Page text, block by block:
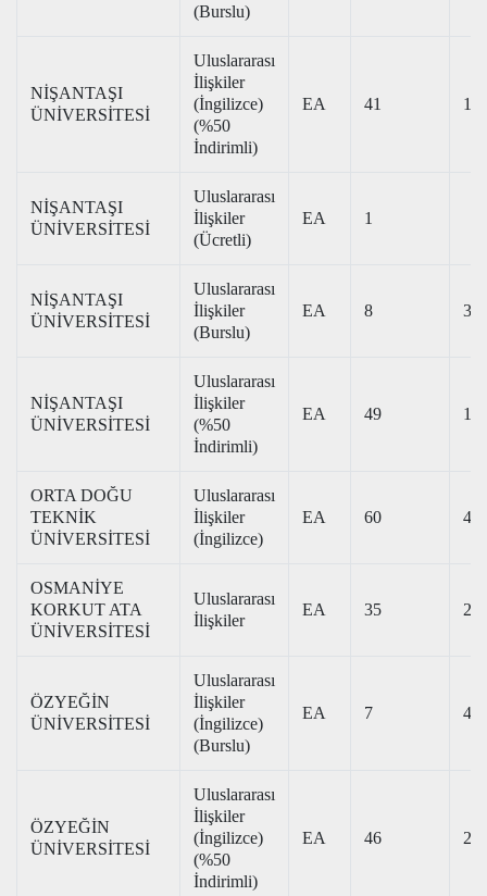
(Burslu)
NİŞANTAŞI
ÜNİVERSİTESİ
Uluslararası
İlişkiler
(İngilizce)
(%50
İndirimli)
EA 41
NİŞANTAŞI
ÜNİVERSİTESİ
Uluslararası
İlişkiler
(Ücretli)
EA 1
NİŞANTAŞI
ÜNİVERSİTESİ
Uluslararası
İlişkiler
(Burslu)
EA 8
NİŞANTAŞI
ÜNİVERSİTESİ
Uluslararası
İlişkiler
(%50
İndirimli)
EA 49
ORTA DOĞU
TEKNİK
ÜNİVERSİTESİ
Uluslararası
İlişkiler
(İngilizce)
EA 60
OSMANİYE
KORKUT ATA
ÜNİVERSİTESİ
Uluslararası
İlişkiler
EA 35
ÖZYEĞİN
ÜNİVERSİTESİ
Uluslararası
İlişkiler
(İngilizce)
(Burslu)
EA 7
ÖZYEĞİN
ÜNİVERSİTESİ
Uluslararası
İlişkiler
(İngilizce)
(%50
İndirimli)
EA 46